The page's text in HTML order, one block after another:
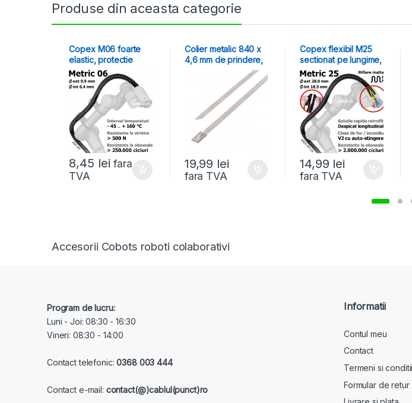
Produse din aceasta categorie
Copex M06 foarte
elastic, protectie
roboti colaborativi
8,45 lei fara
TVA
Colier metalic 840 x
4,6 mm de prindere,
19,99 lei
fara TVA
Copex flexibil M25
sectionat pe lungime,
protectie cabluri
cobots
14,99 lei
fara TVA
Accesorii Cobots roboti colaborativi
Program de lucru:
Luni - Joi: 08:30 - 16:30
Vineri: 08:30 - 14:00
Contact telefonic:0368 003 444
Contact e-mail: contact(@)cablul(punct)ro
Informatii
Contul meu
Contact
Termeni si conditii
Formular de retur